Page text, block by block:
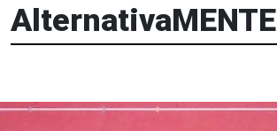
AlternativaMENTE